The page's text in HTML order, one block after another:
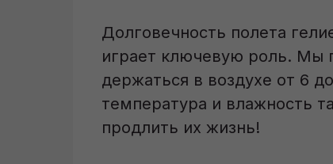
Долговечность полета
играет ключевую роль. Мы
держаться в воздухе от 6
температура и влажность
продлить их жизнь!